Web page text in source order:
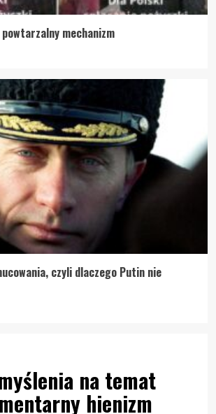
mechanizm
czyli dlaczego Putin nie
na temat
hienizm